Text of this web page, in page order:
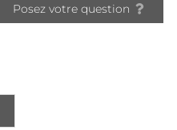
Posez votre question